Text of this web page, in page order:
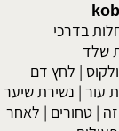
בדרכי
שלד
| לחץ דם
עור | נשירת שיער
|טחורים | לאחר